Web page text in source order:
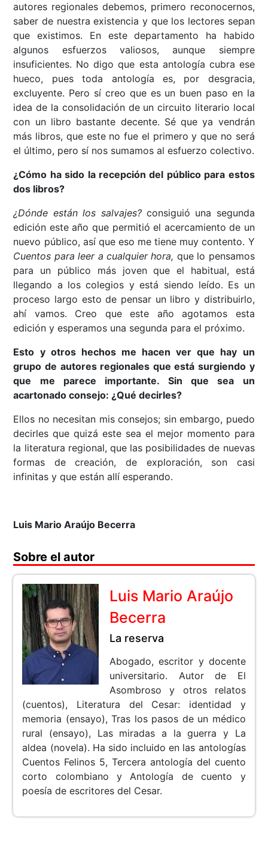
autores regionales debemos, primero reconocernos,
saber de nuestra existencia y que los lectores sepan
que existimos. En este departamento ha habido
algunos esfuerzos valiosos, aunque siempre
insuficientes. No digo que esta antología cubra ese
hueco, pues toda antología es, por desgracia,
excluyente. Pero sí creo que es un buen paso en la
idea de la consolidación de un circuito literario local
con un libro bastante decente. Sé que ya vendrán
más libros, que este no fue el primero y que no será
el último, pero sí nos sumamos al esfuerzo colectivo.
¿Cómo ha sido la recepción del público para estos
dos libros?
¿Dónde están los salvajes?consiguió una segunda
edición este año que permitió el acercamiento de un
nuevo público, así que eso me tiene muy contento. Y
Cuentos para leer a cualquier hora, que lo pensamos
para un público más joven que el habitual, está
llegando a los colegios y está siendo leído. Es un
proceso largo esto de pensar un libro y distribuirlo,
ahí vamos. Creo que este año agotamos esta
edición y esperamos una segunda para el próximo.
Esto y otros hechos me hacen ver que hay un
grupo de autores regionales que está surgiendo y
que me parece importante. Sin que sea un
acartonado consejo: ¿Qué decirles?
Ellos no necesitan mis consejos; sin embargo, puedo
decirles que quizá este sea el mejor momento para
la literatura regional, que las posibilidades de nuevas
formas de creación, de exploración, son casi
infinitas y que están allí esperando.
Luis Mario Araújo Becerra
Sobre el autor
Luis Mario Araújo
Becerra
La reserva
Abogado, escritor y docente
universitario. Autor de El
Asombroso y otros relatos
(cuentos), Literatura del Cesar: identidad y
memoria (ensayo), Tras los pasos de un médico
rural (ensayo), Las miradas a la guerra y La
aldea (novela). Ha sido incluido en las antologías
Cuentos Felinos 5, Tercera antología del cuento
corto colombiano y Antología de cuento y
poesía de escritores del Cesar.